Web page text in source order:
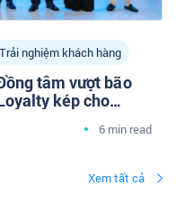
Trải nghiệm khách hàng
tâm vượt bão
kép cho
cùng cộng đồng6 min read
Xem tất cả